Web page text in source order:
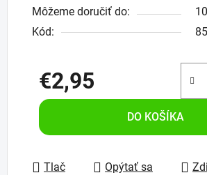
Môžeme doručiť do:
Kód:
€2,95
Jednotková cena:
DO KOŠÍKA
Tlač Opýtať sa